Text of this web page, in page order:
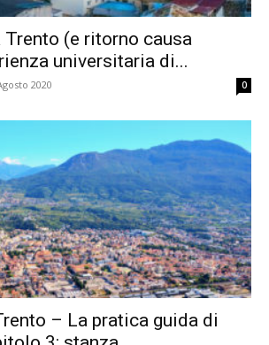
Trento (e ritorno causa
universitaria di...
2020 0
– La pratica guida di